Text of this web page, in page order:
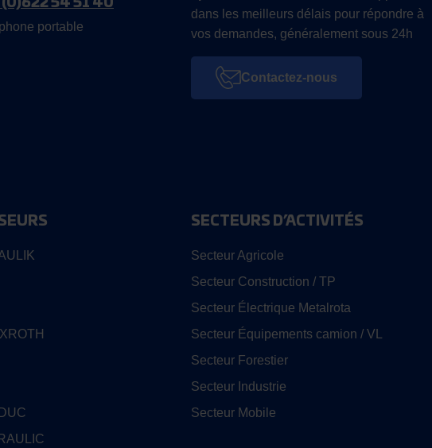
(0)622 54 51 40
portable
dans les meilleurs délais pour répondre à
vos demandes, généralement sous 24h
Contactez-nous
SECTEURS D’ACTIVITÉS
Secteur Agricole
Secteur Construction / TP
Secteur Électrique Metalrota
Secteur Équipements camion / VL
Secteur Forestier
Secteur Industrie
Secteur Mobile